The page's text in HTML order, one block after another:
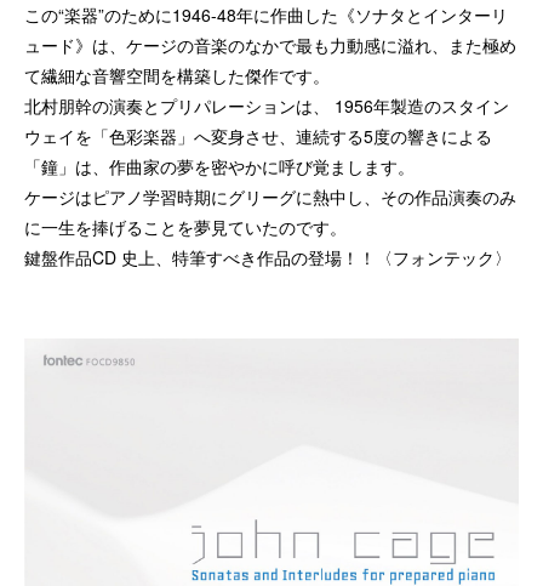
この“楽器”のために1946-48年に作曲した《ソナタとインターリ
ュード》は、ケージの音楽のなかで最も力動感に溢れ、また極め
て繊細な音響空間を構築した傑作です。
北村朋幹の演奏とプリパレーションは、 1956年製造のスタイン
ウェイを「色彩楽器」へ変身させ、連続する5度の響きによる
「鐘」は、作曲家の夢を密やかに呼び覚まします。
ケージはピアノ学習時期にグリーグに熱中し、その作品演奏のみ
に一生を捧げることを夢見ていたのです。
鍵盤作品CD 史上、特筆すべき作品の登場！！〈フォンテック〉